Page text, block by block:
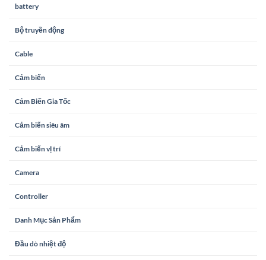
battery
Bộ truyền động
Cable
Cảm biến
Cảm Biến Gia Tốc
Cảm biến siêu âm
Cảm biến vị trí
Camera
Controller
Danh Mục Sản Phẩm
Đầu dò nhiệt độ